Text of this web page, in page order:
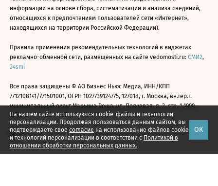
На нашем сайте используются cookie-файлы и технологии
персонализации. Продолжая пользоваться данным сайтом, вы
подтверждаете свое согласие на использование файлов cookie
и технологий персонализации в соответствии с Политикой в
отношении обработки персональных данных.
ОК
информации на основе сбора, систематизации и анализа сведений,
относящихся к предпочтениям пользователей сети «Интернет»,
находящихся на территории Российской Федерации).
Правила применения рекомендательных технологий в виджетах
рекламно-обменной сети, размещенных на сайте vedomosti.ru: СМИ2,
24smi
Все права защищены © АО Бизнес Ньюс Медиа, ИНН/КПП
7712108141/771501001, ОГРН 1027739124775, 127018, г. Москва, вн.тер.г.
муниципальный округ Марьина Роща, ул. Полковая, д. 3, стр. 1 1999—
2026